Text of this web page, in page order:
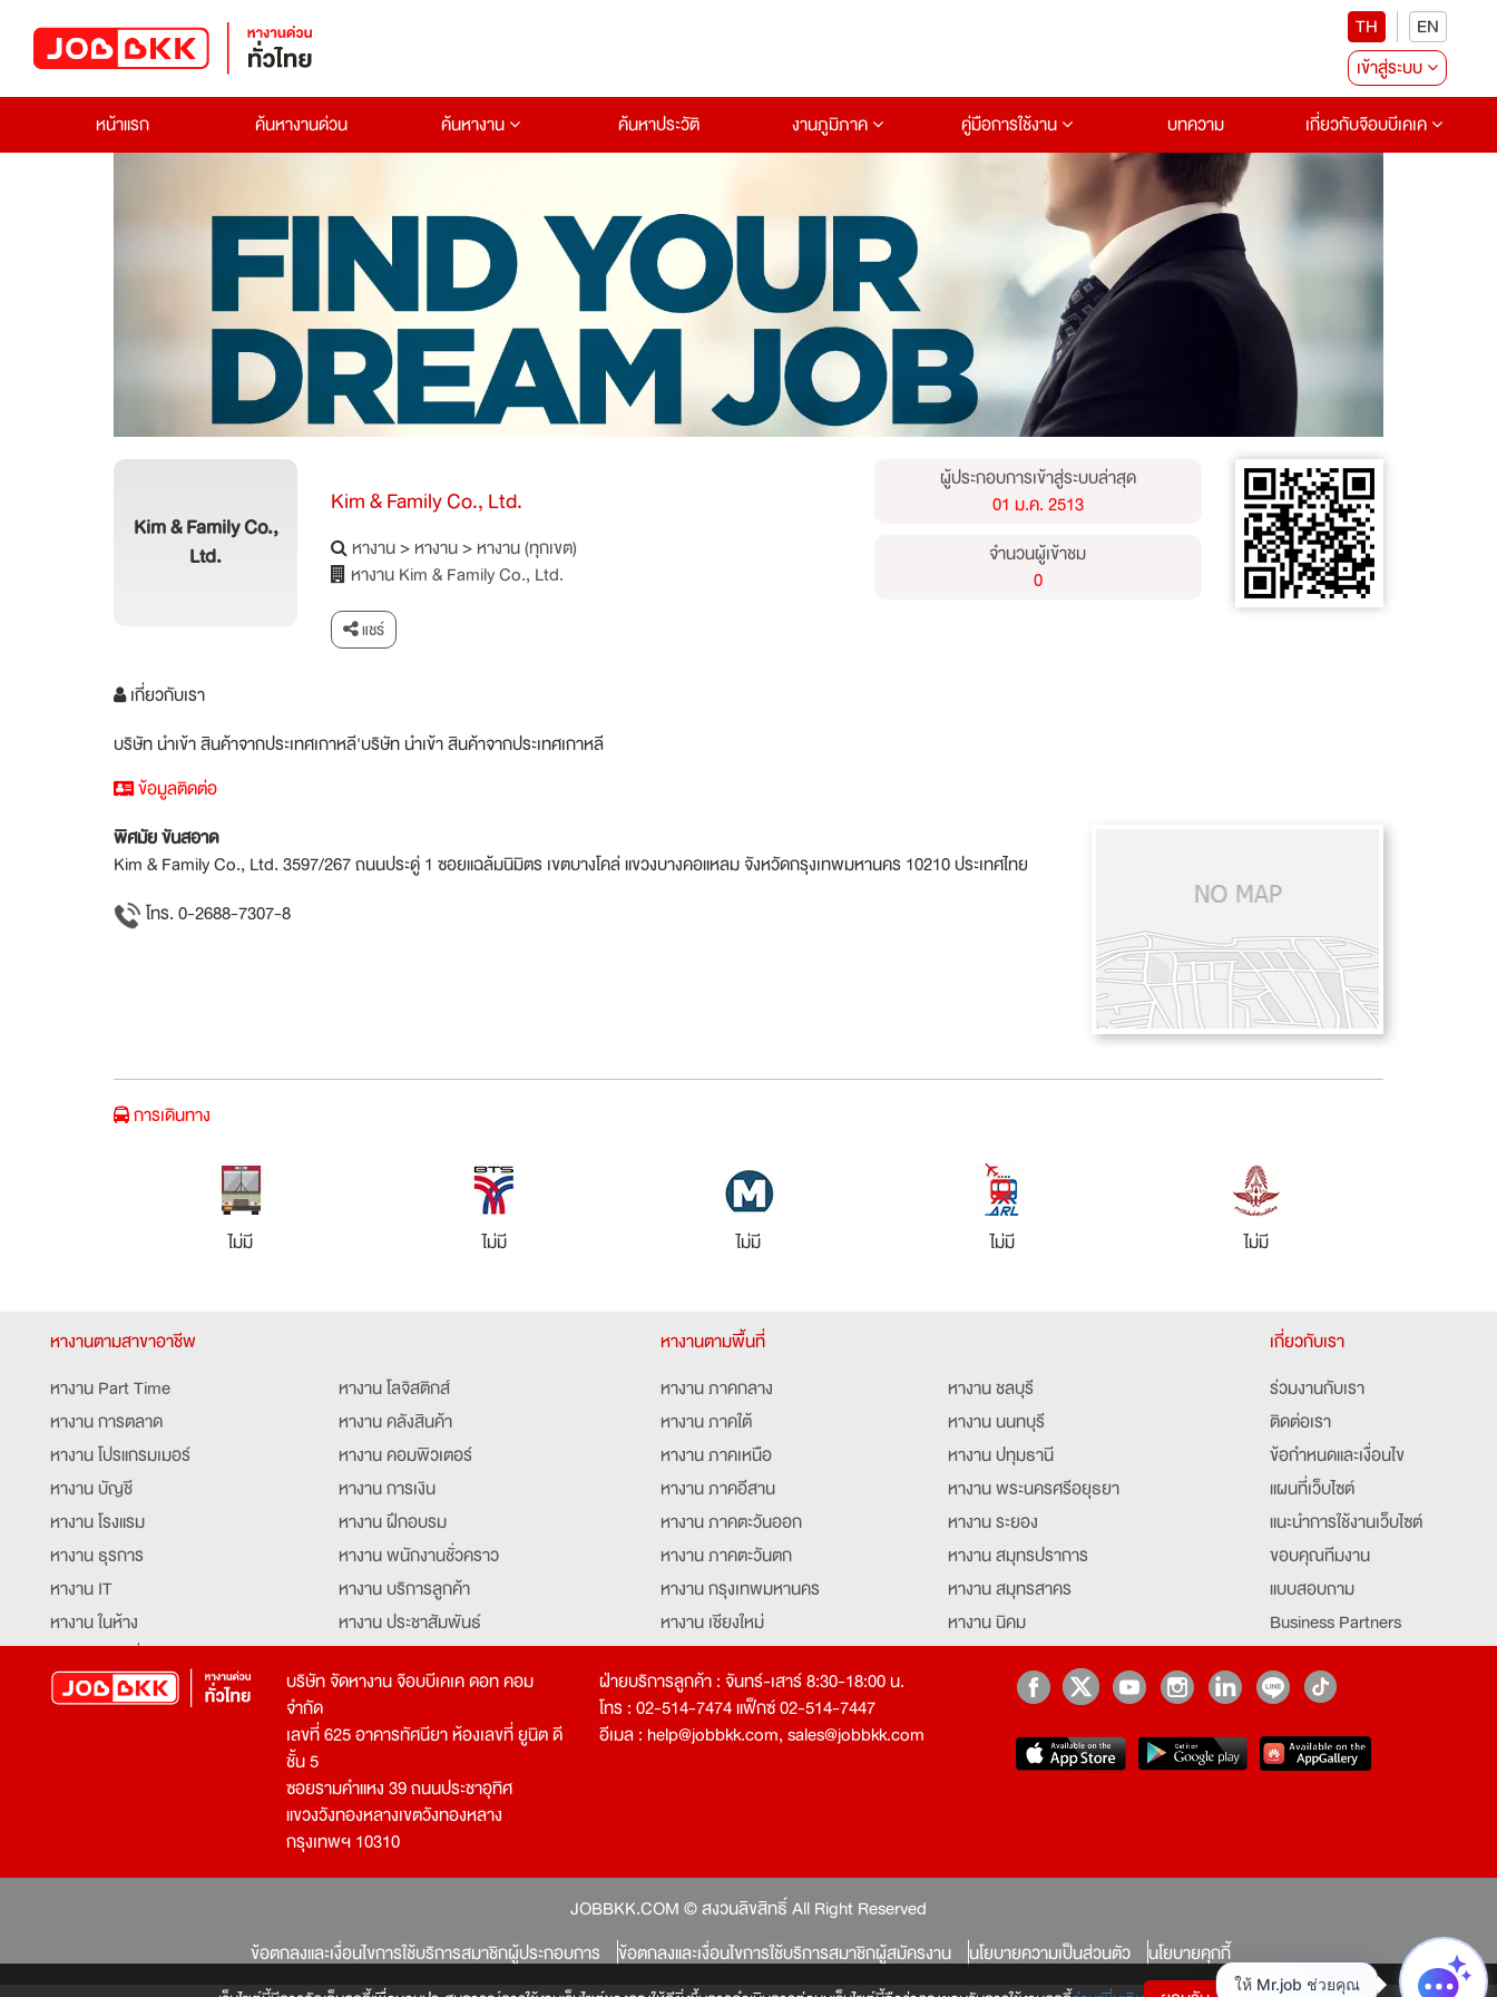
TH
EN
เข้าสู่ระบบ
หน้าแรก
ค้นหางานด่วน ค้นหางาน ค้นหาประวัติ งานภูมิภาค คู่มือการใช้งาน บทความ เกี่ยวกับจ๊อบบีเคเค
Kim & Family Co.,
Ltd.
Kim & Family Co., Ltd.
หางาน>หางาน>หางาน (ทุกเขต)
หางาน Kim & Family Co., Ltd.
แชร์
ผู้ประกอบการเข้าสู่ระบบล่าสุด
01 ม.ค. 2513
จำนวนผู้เข้าชม
0
เกี่ยวกับเรา
บริษัท นำเข้า สินค้าจากประเทศเกาหลี'บริษัท นำเข้า สินค้าจากประเทศเกาหลี
ข้อมูลติดต่อ
พิศมัย ขันสอาด
Kim & Family Co., Ltd. 3597/267 ถนนประดู่ 1 ซอยแฉล้มนิมิตร เขตบางโคล่ แขวงบางคอแหลม จังหวัดกรุงเทพมหานคร 10210 ประเทศไทย
โทร. 0-2688-7307-8
การเดินทาง
ไม่มี ไม่มี ไม่มี ไม่มี ไม่มี
หางานตามสาขาอาชีพ
หางาน Part Time
หางาน การตลาด
หางาน โปรแกรมเมอร์
หางาน บัญชี
หางาน โรงแรม
หางาน ธุรการ
หางาน IT
หางาน ในห้าง
หางาน ท่องเที่ยว
หางาน จัดซื้อ
หางาน เจ้าหน้าที่รักษาความปลอดภัย
โปรแกรมเมอร์
หางาน โลจิสติกส์
หางาน คลังสินค้า
หางาน คอมพิวเตอร์
หางาน การเงิน
หางาน ฝึกอบรม
หางาน พนักงานชั่วคราว
หางาน บริการลูกค้า
หางาน ประชาสัมพันธ์
หางาน รับโทรศัพท์
หางาน ประสานงาน
หางาน จองตั๋ว
หางาน กุ๊ก
หางาน นักศึกษาฝึกงาน
หางาน Mobile Application
Developer
บริการสรรหาพนักงาน
บริษัทจัดหางาน
หางานตามพื้นที่
หางาน ภาคกลาง
หางาน ภาคใต้
หางาน ภาคเหนือ
หางาน ภาคอีสาน
หางาน ภาคตะวันออก
หางาน ภาคตะวันตก
หางาน กรุงเทพมหานคร
หางาน เชียงใหม่
หางาน ฉะเชิงเทรา
หางาน ชลบุรี
หางาน นนทบุรี
หางาน ปทุมธานี
หางาน พระนครศรีอยุธยา
หางาน ระยอง
หางาน สมุทรปราการ
หางาน สมุทรสาคร
หางาน นิคม
หางานอยุธยา
เกี่ยวกับเรา
ร่วมงานกับเรา
ติดต่อเรา
ข้อกำหนดและเงื่อนไข
แผนที่เว็บไซต์
แนะนำการใช้งานเว็บไซต์
ขอบคุณทีมงาน
แบบสอบถาม
Business Partners
Partner มหาวิทยาลัย
Job Index
job
บริษัท จัดหางาน จ๊อบบีเคเค ดอท คอม
จำกัด
เลขที่ 625 อาคารทัศนียา ห้องเลขที่ ยูนิต ดี
ชั้น 5
ซอยรามคำแหง 39 ถนนประชาอุทิศ
แขวงวังทองหลางเขตวังทองหลาง
กรุงเทพฯ 10310
ฝ่ายบริการลูกค้า : จันทร์-เสาร์ 8:30-18:00 น.
โทร : 02-514-7474 แฟ็กซ์ 02-514-7447
อีเมล : help@jobbkk.com,sales@jobbkk.com
JOBBKK.COM © สงวนลิขสิทธิ์ All Right Reserved
ข้อตกลงและเงื่อนไขการใช้บริการสมาชิกผู้ประกอบการ
ข้อตกลงและเงื่อนไขการใช้บริการสมาชิกผู้สมัครงาน นโยบายความเป็นส่วนตัว
นโยบายคุกกี้